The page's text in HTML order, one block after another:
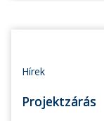
Hírek
Projektzárás